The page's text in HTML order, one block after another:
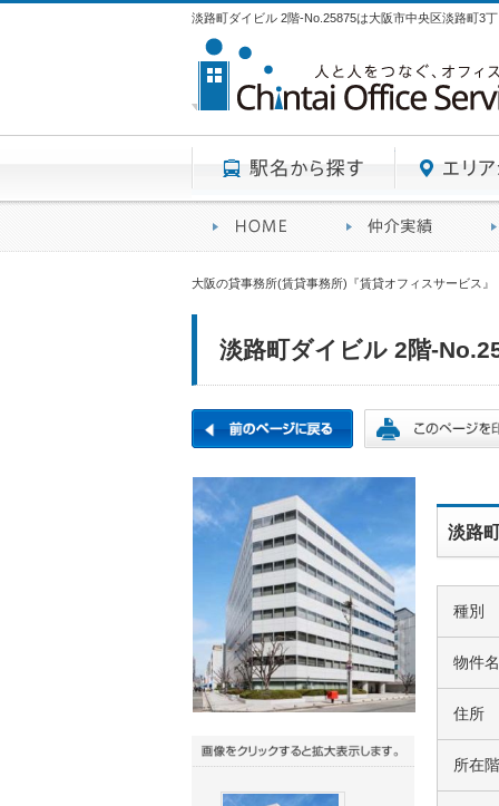
淡路町ダイビル 2階-No.25875は大阪市中央区淡路町3
大阪の貸事務所(賃貸事務所)『賃貸オフィスサービス』
淡路町ダイビル 2階-
淡路
種別
物件名
住所
所在階